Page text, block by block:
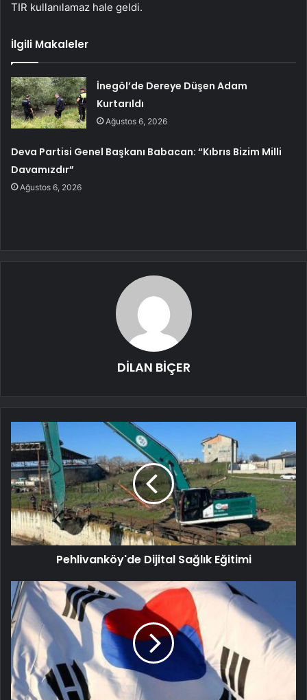
TIR kullanılamaz hale geldi.
İlgili Makaleler
İnegöl’de Dereye Düşen Adam
Kurtarıldı
Ağustos 6, 2026
Deva Partisi Genel Başkanı Babacan: “Kıbrıs Bizim Milli
Davamızdır”
Ağustos 6, 2026
DİLAN BİÇER
Pehlivanköy'de Dijital Sağlık Eğitimi